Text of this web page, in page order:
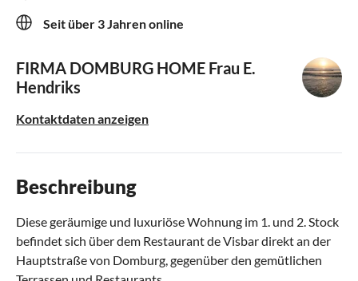
Seit über 3 Jahren online
FIRMA DOMBURG HOME Frau E.
Hendriks
Kontaktdaten anzeigen
Beschreibung
Diese geräumige und luxuriöse Wohnung im 1. und 2. Stock
befindet sich über dem Restaurant de Visbar direkt an der
Hauptstraße von Domburg, gegenüber den gemütlichen